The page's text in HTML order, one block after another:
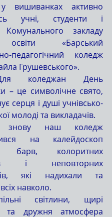
вишиванках активно
учні, студенти і
Комунального закладу
«Барський
педагогічний коледж
Грушевського».
– це символічне свято,
серця і душі учнівсько-
молоді та викладачів.
на калейдоскоп
барв, колоритних
і неповторних
які надихали та
навколо.
та дружня атмосфера